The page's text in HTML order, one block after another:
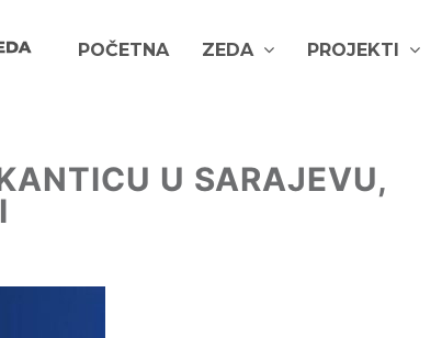
POČETNA ZEDA PROJEKTI
U SARAJEVU,